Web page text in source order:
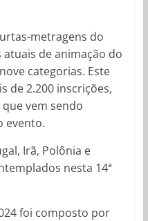
metragens do
de animação do
categorias. Este
de 2.200 inscrições,
vem sendo
evento.
Irã, Polônia e
nesta 14ª
foi composto por